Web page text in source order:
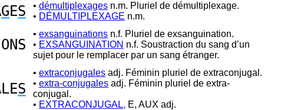
GES • démultiplexages n.m. Pluriel de démultiplexage.
• DÉMULTIPLEXAGE n.m.
• exsanguinations n.f. Pluriel de exsanguination.
• EXSANGUINATION n.f. Soustraction du sang d’un
sujet pour le remplacer par un sang étranger.
S
• extraconjugales adj. Féminin pluriel de extraconjugal.
• extra-conjugales adj. Féminin pluriel de extra-
conjugal.
• EXTRACONJUGAL, E, AUX adj.